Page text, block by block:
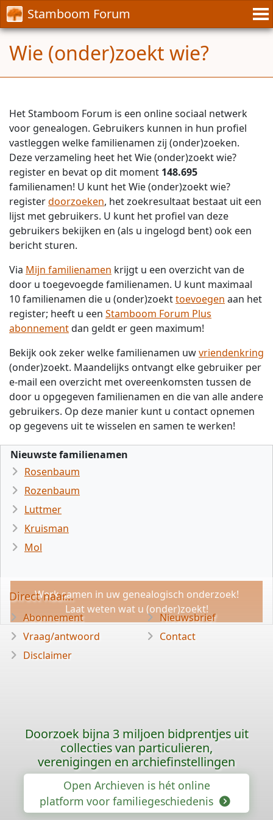
Stamboom Forum
Wie (onder)zoekt wie?
Het Stamboom Forum is een online sociaal netwerk
voor genealogen. Gebruikers kunnen in hun profiel
vastleggen welke familienamen zij (onder)zoeken.
Deze verzameling heet het Wie (onder)zoekt wie?
register en bevat op dit moment 148.695
familienamen! U kunt het Wie (onder)zoekt wie?
registerdoorzoeken, het zoekresultaat bestaat uit een
lijst met gebruikers. U kunt het profiel van deze
gebruikers bekijken en (als u ingelogd bent) ook een
bericht sturen.
Via Mijn familienamen krijgt u een overzicht van de
door u toegevoegde familienamen. U kunt maximaal
10 familienamen die u (onder)zoekttoevoegen aan het
register; heeft u een Stamboom Forum Plus
abonnementdan geldt er geen maximum!
Bekijk ook zeker welke familienamen uwvriendenkring
(onder)zoekt. Maandelijks ontvangt elke gebruiker per
e-mail een overzicht met overeenkomsten tussen de
door u opgegeven familienamen en die van alle andere
gebruikers. Op deze manier kunt u contact opnemen
op gegevens uit te wisselen en samen te werken!
Nieuwste familienamen
Rosenbaum
Rozenbaum
Luttmer
Kruisman
Mol
Werk samen in uw genealogisch onderzoek!
Laat weten wat u (onder)zoekt!
Direct naar...
Abonnement
Vraag/antwoord
Disclaimer
Nieuwsbrief
Contact
Doorzoek bijna 3 miljoen bidprentjes uit
collecties van particulieren,
verenigingen en archiefinstellingen
Open Archieven is hét online
platform voor familiegeschiedenis